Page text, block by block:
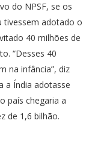
do NPSF, se os
tivessem adotado o
40 milhões de
“Desses 40
na infância”, diz
a Índia adotasse
país chegaria a
de 1,6 bilhão.